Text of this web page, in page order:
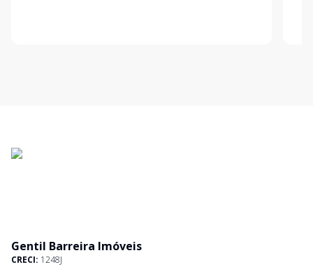
Gentil Barreira Imóveis
CRECI: 1248J